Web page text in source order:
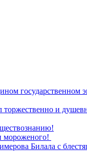
государственном
и
мороженого!
Билала с